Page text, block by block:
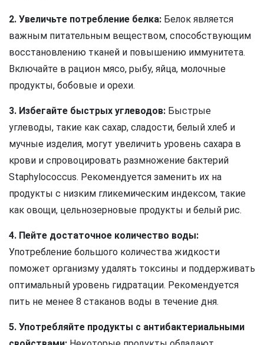
2. Увеличьте потребление белка: Белок является
важным питательным веществом, способствующим
восстановлению тканей и повышению иммунитета.
Включайте в рацион мясо, рыбу, яйца, молочные
продукты, бобовые и орехи.
3. Избегайте быстрых углеводов: Быстрые
углеводы, такие как сахар, сладости, белый хлеб и
мучные изделия, могут увеличить уровень сахара в
крови и спровоцировать размножение бактерий
Staphylococcus. Рекомендуется заменить их на
продукты с низким гликемическим индексом, такие
как овощи, цельнозерновые продукты и белый рис.
4. Пейте достаточное количество воды:
Употребление большого количества жидкости
поможет организму удалять токсины и поддерживать
оптимальный уровень гидратации. Рекомендуется
пить не менее 8 стаканов воды в течение дня.
5. Употребляйте продукты с антибактериальными